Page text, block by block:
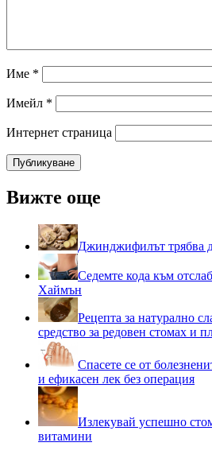
Име *
Имейл *
Интернет страница
Вижте още
Джинджифилът трябва
Седемте кода към
Хаймън
Рецепта за натурално
средство за редовен стомах и
Спасете се от
и ефикасен лек без операция
Излекувай успешно
витамини